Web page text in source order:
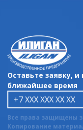
Оставьте заявку,
ближайшее время
Все права защищены
Копирование